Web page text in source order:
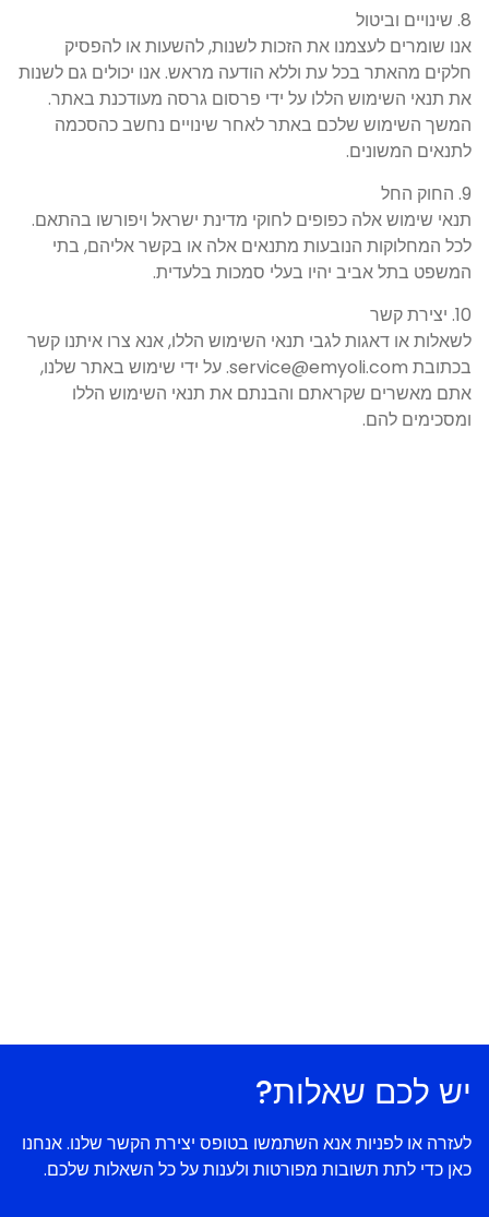
8. שינויים וביטול
אנו שומרים לעצמנו את הזכות לשנות, להשעות או להפסיק
חלקים מהאתר בכל עת וללא הודעה מראש. אנו יכולים גם לשנות
את תנאי השימוש הללו על ידי פרסום גרסה מעודכנת באתר.
המשך השימוש שלכם באתר לאחר שינויים נחשב כהסכמה
לתנאים המשונים.
9. החוק החל
תנאי שימוש אלה כפופים לחוקי מדינת ישראל ויפורשו בהתאם.
לכל המחלוקות הנובעות מתנאים אלה או בקשר אליהם, בתי
המשפט בתל אביב יהיו בעלי סמכות בלעדית.
10. יצירת קשר
לשאלות או דאגות לגבי תנאי השימוש הללו, אנא צרו איתנו קשר
בכתובת service@emyoli.com. על ידי שימוש באתר שלנו,
אתם מאשרים שקראתם והבנתם את תנאי השימוש הללו
ומסכימים להם.
יש לכם שאלות?
לעזרה או לפניות אנא השתמשו בטופס יצירת הקשר שלנו. אנחנו
כאן כדי לתת תשובות מפורטות ולענות על כל השאלות שלכם.